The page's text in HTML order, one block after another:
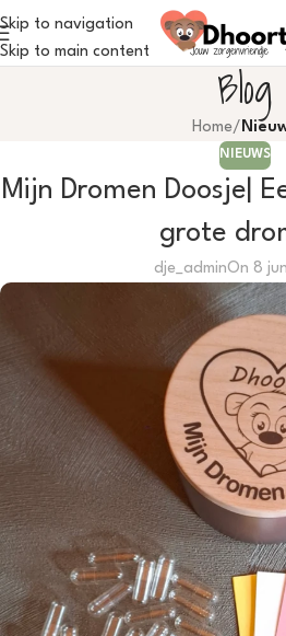
Skip to navigation
Skip to main content
Blog
Home/
NIEUWS
Mijn Dromen Doosje|
grote
dje_adminOn 8